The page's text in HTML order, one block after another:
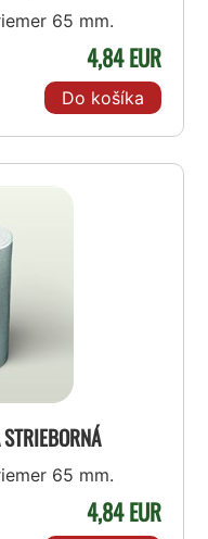
65 mm.
4,84 EUR
Do košíka
65 mm.
4,84 EUR